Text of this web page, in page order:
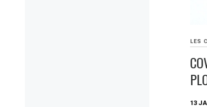
LES
13